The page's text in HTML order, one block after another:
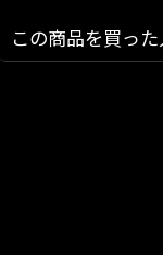
この商品を買っ